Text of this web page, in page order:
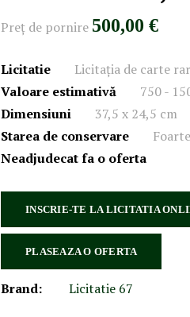
Preţ de pornire 500,00 €
Licitatie
Licitația de carte
Valoare estimativă
750 -
Dimensiuni
37,5 x 24,5 cm
Starea de conservare
Neadjudecat fa o oferta
INSCRIE-TE LA LICITATIA
PLASEAZA O OFERTA
Brand: Licitatie 67